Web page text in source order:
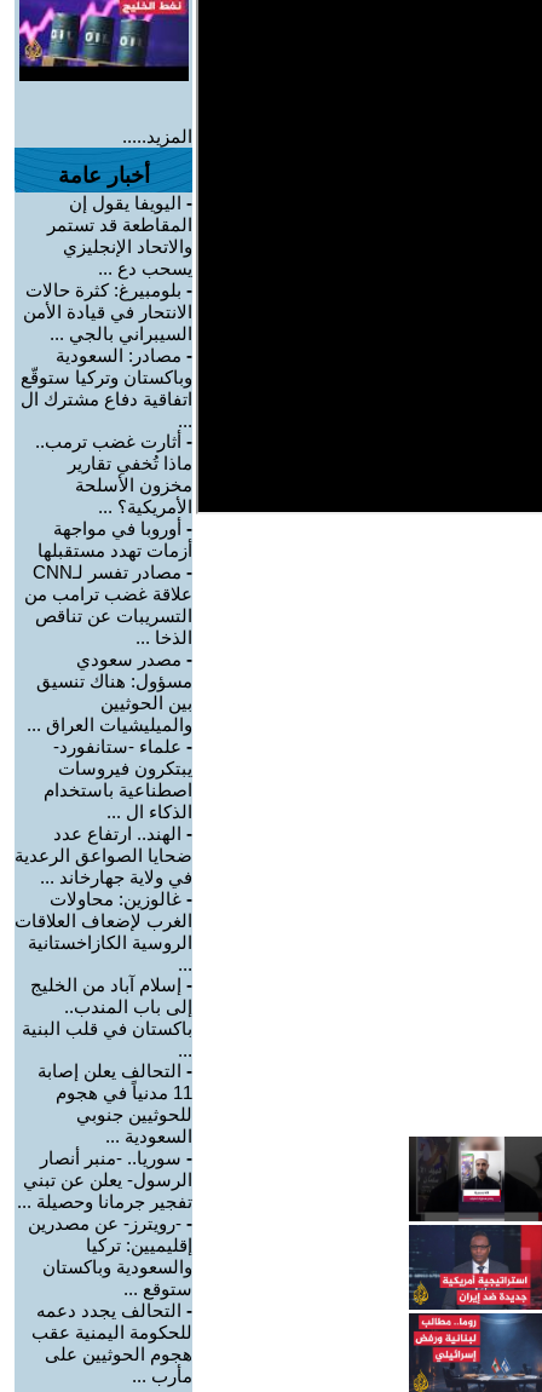
المزيد.....
أخبار عامة
- اليويفا يقول إن
المقاطعة قد تستمر
والاتحاد الإنجليزي
يسحب دع ...
- بلومبيرغ: كثرة حالات
الانتحار في قيادة الأمن
السيبراني بالجي ...
- مصادر: السعودية
وباكستان وتركيا ستوقّع
اتفاقية دفاع مشترك ال
...
- أثارت غضب ترمب..
ماذا تُخفي تقارير
مخزون الأسلحة
الأمريكية؟ ...
- أوروبا في مواجهة
أزمات تهدد مستقبلها
-
مصادر تفسر لـCNN
علاقة غضب ترامب من
التسريبات عن تناقص
الذخا ...
- مصدر سعودي
مسؤول: هناك تنسيق
بين الحوثيين
والميليشيات العراق ...
- علماء -ستانفورد-
يبتكرون فيروسات
اصطناعية باستخدام
الذكاء ال ...
- الهند.. ارتفاع عدد
ضحايا الصواعق الرعدية
في ولاية جهارخاند ...
- غالوزين: محاولات
الغرب لإضعاف العلاقات
الروسية الكازاخستانية
...
- إسلام آباد من الخليج
إلى باب المندب..
باكستان في قلب البنية
...
- التحالف يعلن إصابة
11 مدنياً في هجوم
للحوثيين جنوبي
السعودية ...
- سوريا.. -منبر أنصار
الرسول- يعلن عن تبني
تفجير جرمانا وحصيلة ...
- -رويترز- عن مصدرين
إقليميين: تركيا
والسعودية وباكستان
ستوقع ...
- التحالف يجدد دعمه
للحكومة اليمنية عقب
هجوم الحوثيين على
مأرب ...